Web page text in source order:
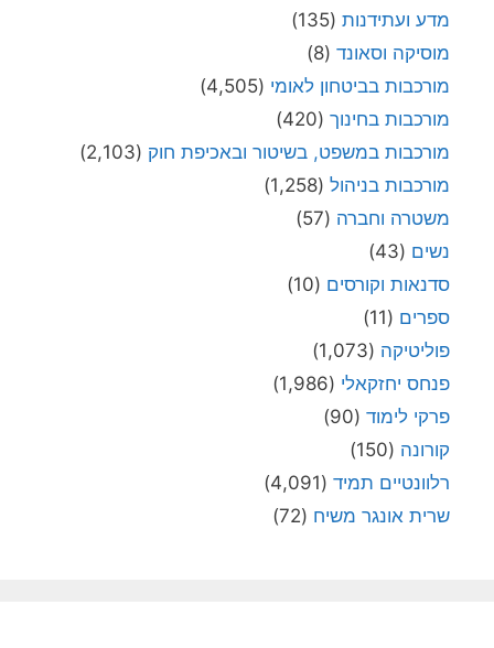
מדע ועתידנות (135)
מוסיקה וסאונד (8)
מורכבות בביטחון לאומי (4,505)
מורכבות בחינוך (420)
מורכבות במשפט, בשיטור ובאכיפת חוק (2,103)
מורכבות בניהול (1,258)
משטרה וחברה (57)
נשים (43)
סדנאות וקורסים (10)
ספרים (11)
פוליטיקה (1,073)
פנחס יחזקאלי (1,986)
פרקי לימוד (90)
קורונה (150)
רלוונטיים תמיד (4,091)
שרית אונגר משיח (72)